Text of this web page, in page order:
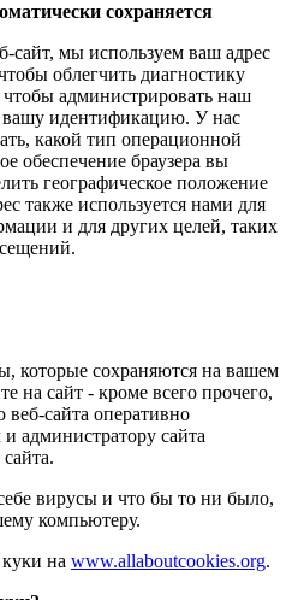
сохраняется
сайт, мы используем ваш адрес
облегчить диагностику
администрировать наш
вашу идентификацию. У нас
какой тип операционной
обеспечение браузера вы
географическое положение
также используется нами для
и для других целей, таких
которые сохраняются на вашем
на сайт - кроме всего прочего,
сайта оперативно
администратору сайта
вирусы и что бы то ни было,
компьютеру.
на www.allaboutcookies.org.